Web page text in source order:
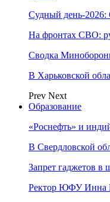
Судный день-
На фронтах СВО:
Сводка
В Харьковской
Prev Next
Образование
«Роснефть» и
В Свердловской
Запрет гаджетов в
Ректор ЮФУ Инна